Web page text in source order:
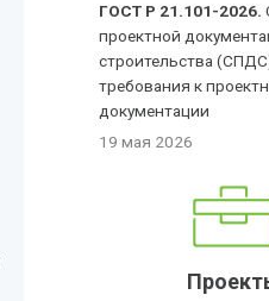
ГОСТ Р 21.101-2026.
проектной
строительства
требования к
документации
19 мая 2026